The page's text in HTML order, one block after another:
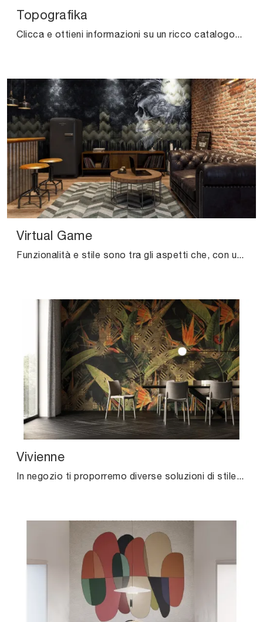
Topografika
Clicca e ottieni informazioni su un ricco catalogo di Carta da parati vinilica design: il modello Topografika di Instabilelab ti sta aspettando!
Virtual Game
Funzionalità e stile sono tra gli aspetti che, con un elevato contenuto estetico, connotano la collezione di Carta da parati vinilica design della ...
Vivienne
In negozio ti proporremo diverse soluzioni di stile, sempre di grande valore estetico: la scelta sarà prettamente soggettiva, basata solamente sulle ...